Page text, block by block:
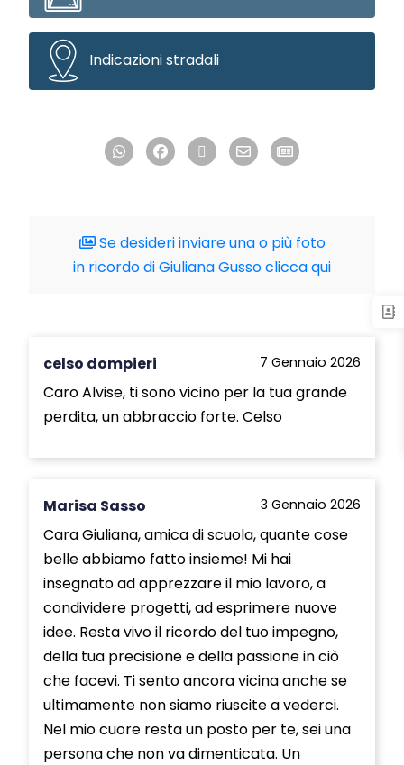
Indicazioni stradali
Se desideri inviare una o più foto
in ricordo di Giuliana Gusso clicca qui
celso dompieri 7 Gennaio 2026
Caro Alvise, ti sono vicino per la tua grande
perdita, un abbraccio forte. Celso
Marisa Sasso 3 Gennaio 2026
Cara Giuliana, amica di scuola, quante cose
belle abbiamo fatto insieme! Mi hai
insegnato ad apprezzare il mio lavoro, a
condividere progetti, ad esprimere nuove
idee. Resta vivo il ricordo del tuo impegno,
della tua precisione e della passione in ciò
che facevi. Ti sento ancora vicina anche se
ultimamente non siamo riuscite a vederci.
Nel mio cuore resta un posto per te, sei una
persona che non va dimenticata. Un